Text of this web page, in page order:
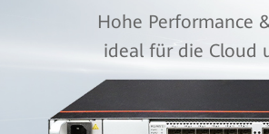
Hohe Performance
ideal für die Cloud